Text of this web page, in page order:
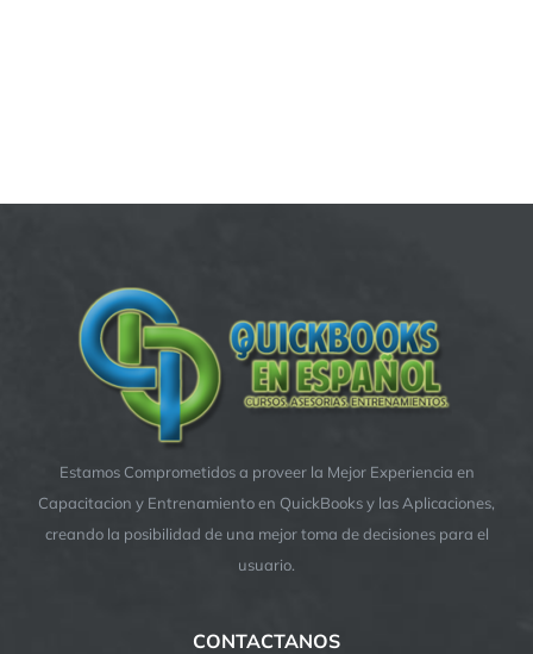
Estamos Comprometidos a proveer la Mejor Experiencia en
Capacitacion y Entrenamiento en QuickBooks y las Aplicaciones,
creando la posibilidad de una mejor toma de decisiones para el
usuario.
CONTACTANOS